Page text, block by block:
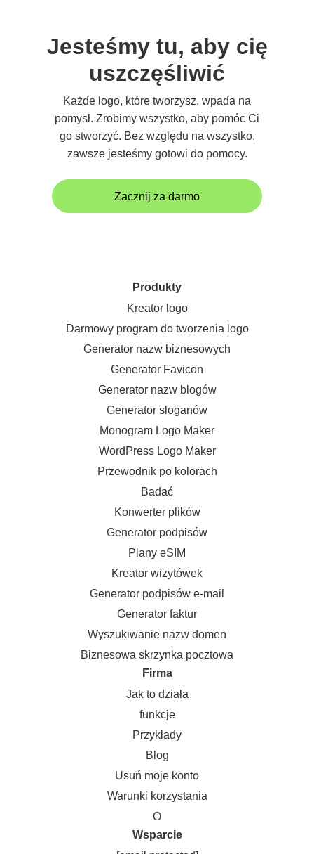
Jesteśmy tu, aby cię
uszczęśliwić
Każde logo, które tworzysz, wpada na
pomysł. Zrobimy wszystko, aby pomóc Ci
go stworzyć. Bez względu na wszystko,
zawsze jesteśmy gotowi do pomocy.
Zacznij za darmo
Produkty
Kreator logo
Darmowy program do tworzenia logo
Generator nazw biznesowych
Generator Favicon
Generator nazw blogów
Generator sloganów
Monogram Logo Maker
WordPress Logo Maker
Przewodnik po kolorach
Badać
Konwerter plików
Generator podpisów
Plany eSIM
Kreator wizytówek
Generator podpisów e-mail
Generator faktur
Wyszukiwanie nazw domen
Biznesowa skrzynka pocztowa
Firma
Jak to działa
funkcje
Przykłady
Blog
Usuń moje konto
Warunki korzystania
O
Wsparcie